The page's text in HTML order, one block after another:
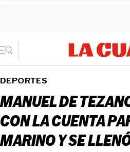
DEPORTES
MANUEL DE
CON LA CUENTA
MARINO Y SE